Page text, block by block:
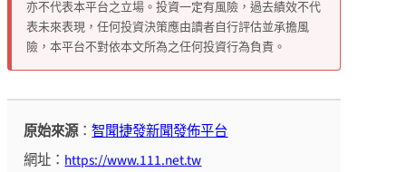
亦不代表本平台之立場。投資一定有風險，過去績效不代
表未來表現，任何投資決策應由讀者自行評估並承擔風
險，本平台不對依本文所為之任何投資行為負責。
原始來源：智聞捷發新聞發佈平台
網址： https://www.111.net.tw